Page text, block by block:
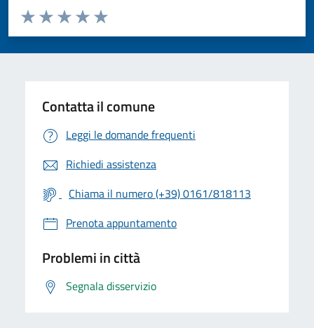
Valuta da 1 a 5 stelle la pagina
Valuta 5 stelle su 5
Valuta 4 stelle su 5
Valuta 3 stelle su 5
Valuta 2 stelle su 5
Valuta 1 stelle su 5
Contatta il comune
Leggi le domande frequenti
Richiedi assistenza
Chiama il numero (+39) 0161/818113
Prenota appuntamento
Problemi in città
Segnala disservizio